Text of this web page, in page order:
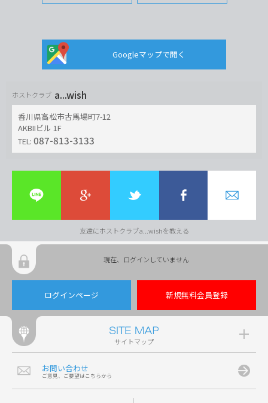
Googleマップで開く
ホストクラブ a...wish
香川県高松市古馬場町7-12
AKBIIビル 1F
TEL: 087-813-3133
友達にホストクラブa...wishを教える
現在、ログインしていません
ログインページ 新規無料会員登録
サイトマップ
お問い合わせ
ご意見、ご要望はこちらから